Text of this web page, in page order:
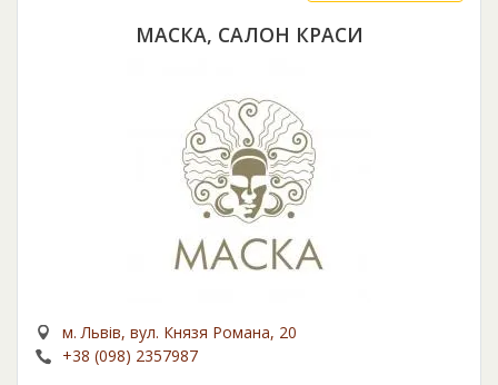
МАСКА, САЛОН КРАСИ
м. Львів, вул. Князя Романа, 20
+38 (098) 2357987